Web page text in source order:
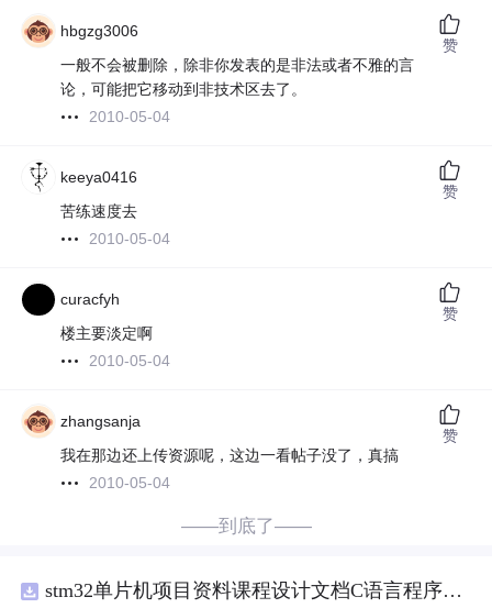
hbgzg3006
一般不会被删除，除非你发表的是非法或者不雅的言
论，可能把它移动到非技术区去了。
2010-05-04
赞
keeya0416
苦练速度去
2010-05-04
赞
curacfyh
楼主要淡定啊
2010-05-04
赞
zhangsanja
我在那边还上传资源呢，这边一看帖子没了，真搞
2010-05-04
赞
——到底了——
stm32单片机项目资料课程设计文档C语言程序代码原理图电路PCB实例用单片机制作多路输入电压表